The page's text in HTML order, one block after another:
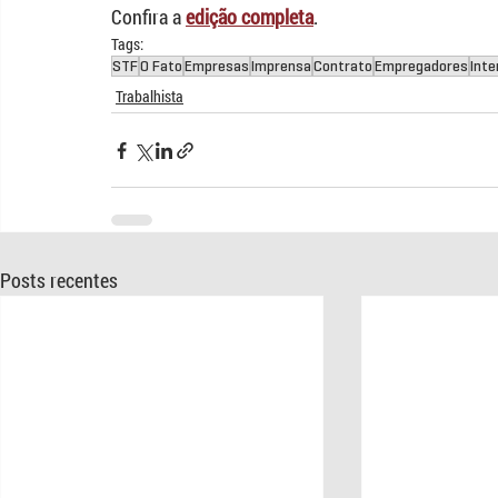
Confira a edição completa.
Tags:
STFO FatoEmpresasImprensaContratoEmpregadores
Trabalhista
Posts recentes